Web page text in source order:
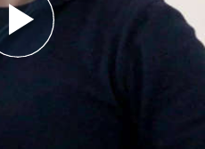
Play